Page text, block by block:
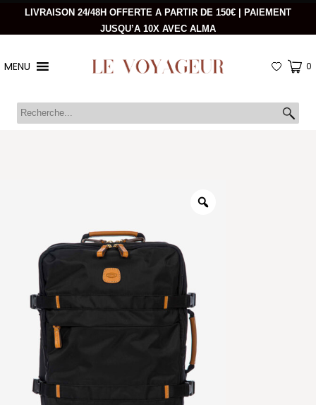
LIVRAISON 24/48H OFFERTE A PARTIR DE 150€ | PAIEMENT
JUSQU’A 10X AVEC ALMA
MENU 0